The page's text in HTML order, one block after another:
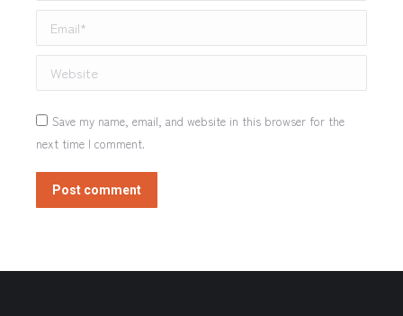
Email *
Website
Save my name, email, and website in this browser for the
next time I comment.
Post comment